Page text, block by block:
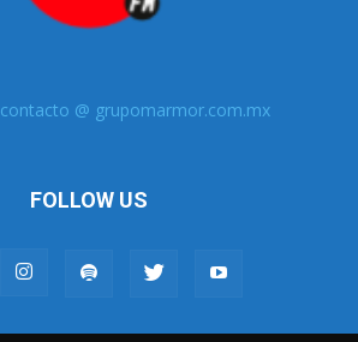
contacto @ grupomarmor.com.mx
FOLLOW US